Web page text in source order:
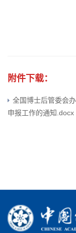
附件下载：
全国博士后管委会
申报工作的通知.docx